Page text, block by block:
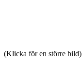
(Klicka för en större bild)